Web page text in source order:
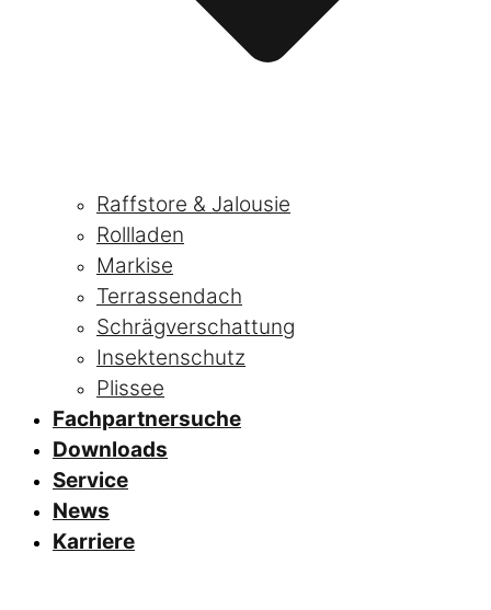
Raffstore & Jalousie
Rollladen
Markise
Terrassendach
Schrägverschattung
Insektenschutz
Plissee
Fachpartnersuche
Downloads
Service
News
Karriere